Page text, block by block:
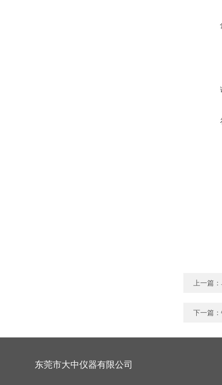
上一篇：
下一篇：
东莞市大中仪器有限公司